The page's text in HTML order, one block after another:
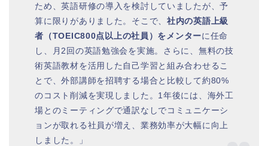
ため、英語研修の導入を検討していましたが、予
算に限りがありました。そこで、 社内の英語上級
者（TOEIC800点以上の社員）をメンターに任命
し、月2回の英語勉強会を実施。さらに、無料の技
術英語教材を活用した自己学習と組み合わせるこ
とで、外部講師を招聘する場合と比較して約80%
のコスト削減を実現しました。1年後には、海外工
場とのミーティングで通訳なしでコミュニケーシ
ョンが取れる社員が増え、業務効率が大幅に向上
しました。」